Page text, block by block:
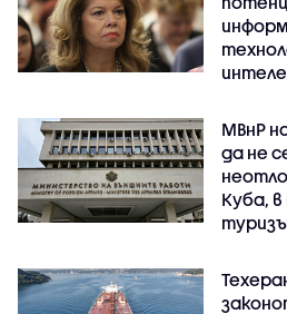
МВнР
да не
Куба, в